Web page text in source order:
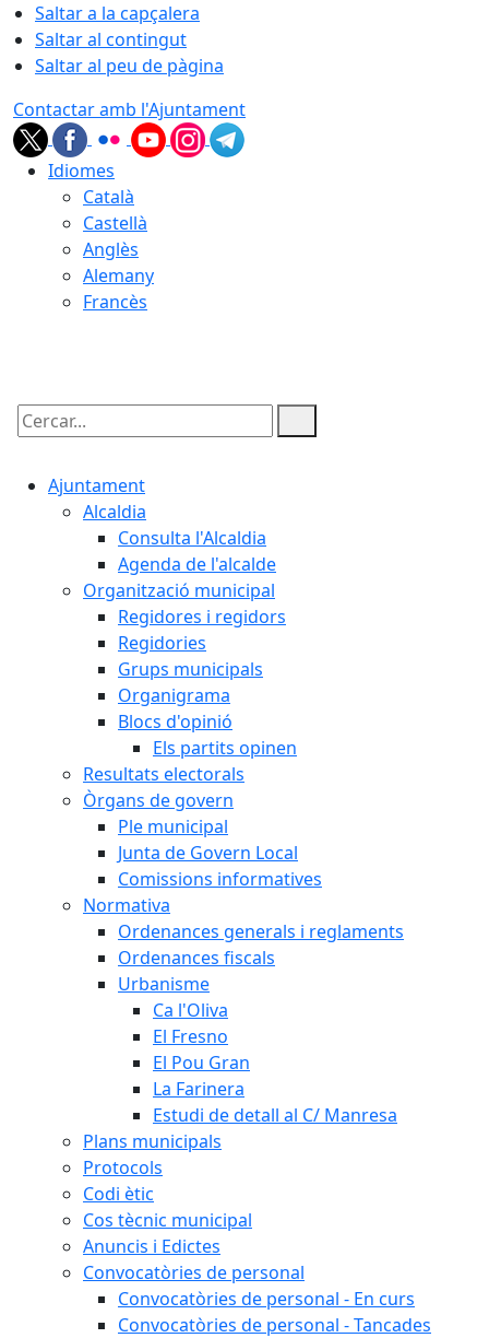
Saltar a la capçalera
Saltar al contingut
Saltar al peu de pàgina
Contactar amb l'Ajuntament
Idiomes
Català
Castellà
Anglès
Alemany
Francès
Cercar:
Ajuntament
Alcaldia
Consulta l'Alcaldia
Agenda de l'alcalde
Organització municipal
Regidores i regidors
Regidories
Grups municipals
Organigrama
Blocs d'opinió
Els partits opinen
Resultats electorals
Òrgans de govern
Ple municipal
Junta de Govern Local
Comissions informatives
Normativa
Ordenances generals i reglaments
Ordenances fiscals
Urbanisme
Ca l'Oliva
El Fresno
El Pou Gran
La Farinera
Estudi de detall al C/ Manresa
Plans municipals
Protocols
Codi ètic
Cos tècnic municipal
Anuncis i Edictes
Convocatòries de personal
Convocatòries de personal - En curs
Convocatòries de personal - Tancades